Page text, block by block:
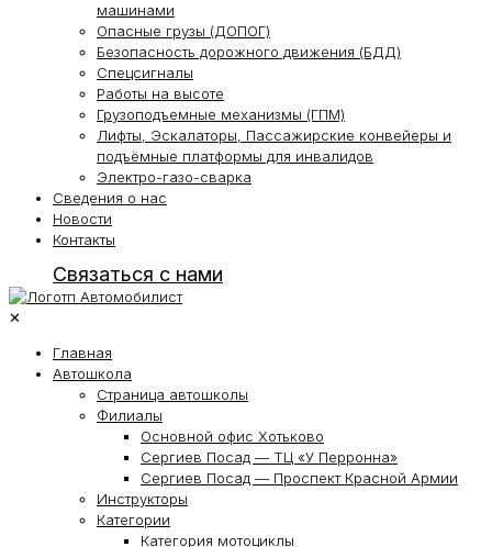
машинами
Опасные грузы (ДОПОГ)
Безопасность дорожного движения (БДД)
Спецсигналы
Работы на высоте
Грузоподъемные механизмы (ГПМ)
Лифты, Эскалаторы, Пассажирские конвейеры и
подъёмные платформы для инвалидов
Электро-газо-сварка
Сведения о нас
Новости
Контакты
Связаться с нами
✕
Главная
Автошкола
Страница автошколы
Филиалы
Основной офис Хотьково
Сергиев Посад — ТЦ «У Перронна»
Сергиев Посад — Проспект Красной Армии
Инструкторы
Категории
Категория мотоциклы